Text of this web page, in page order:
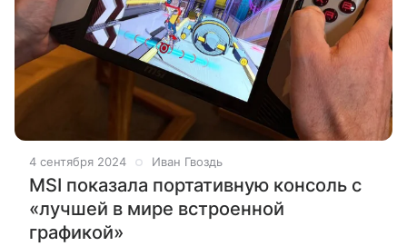
4 сентября 2024 Иван Гвоздь
MSI показала портативную консоль с
«лучшей в мире встроенной
графикой»